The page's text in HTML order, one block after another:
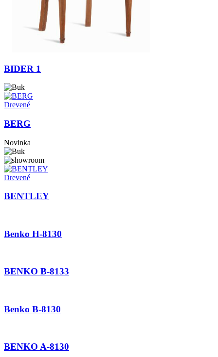
BIDER 1
Drevené
BERG
Novinka
Drevené
BENTLEY
Benko H-8130
BENKO B-8133
Benko B-8130
BENKO A-8130